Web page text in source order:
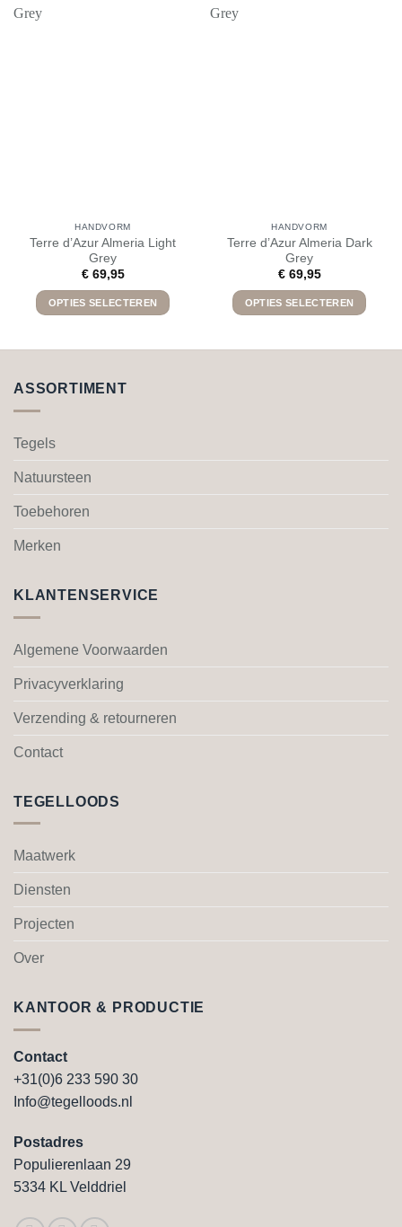
HANDVORM
Terre d’Azur Almeria Light
Grey
€69,95
OPTIES SELECTEREN
meerdere
worden
de
HANDVORM
Terre d’Azur Almeria Dark
Grey
€69,95
OPTIES SELECTEREN
worden
de
ASSORTIMENT
Tegels
Natuursteen
Toebehoren
Merken
KLANTENSERVICE
Algemene Voorwaarden
Privacyverklaring
Verzending & retourneren
Contact
TEGELLOODS
Maatwerk
Diensten
Projecten
Over
KANTOOR & PRODUCTIE
Contact
+31(0)6 233 590 30
Info@tegelloods.nl
Postadres
Populierenlaan 29
5334 KL Velddriel